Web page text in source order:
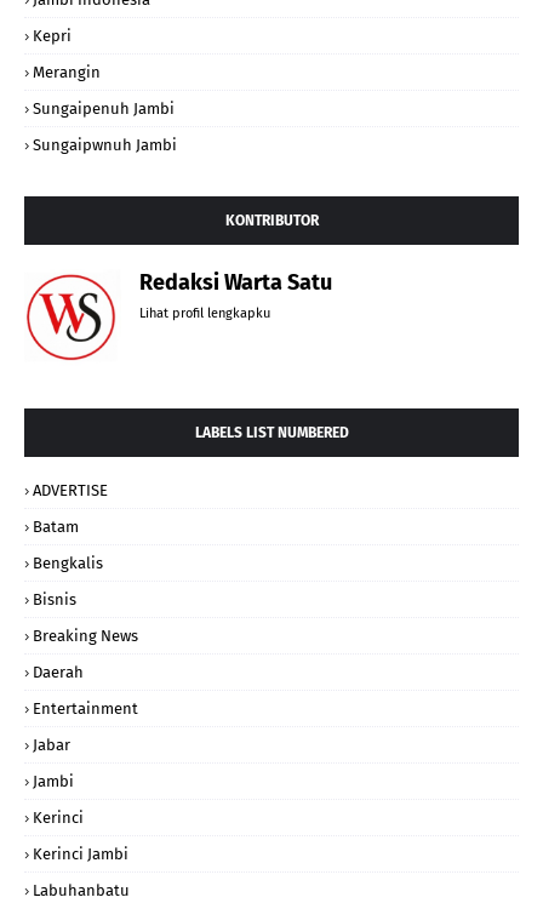
Kepri
Merangin
Sungaipenuh Jambi
Sungaipwnuh Jambi
KONTRIBUTOR
Redaksi Warta Satu
Lihat profil lengkapku
LABELS LIST NUMBERED
ADVERTISE
Batam
Bengkalis
Bisnis
Breaking News
Daerah
Entertainment
Jabar
Jambi
Kerinci
Kerinci Jambi
Labuhanbatu